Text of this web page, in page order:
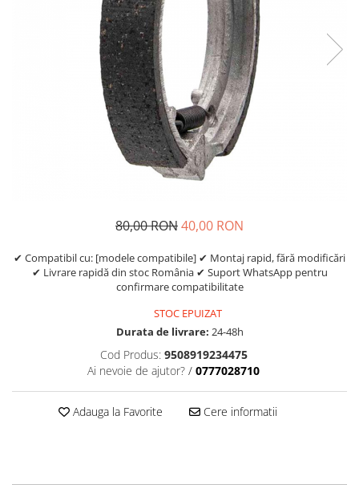
https://www.doctortrotineta.ro/lumini
https://www.doctortrotineta.ro/cadru
80,00 RON40,00 RON
✔ Compatibil cu: [modele compatibile] ✔ Montaj rapid, fără modificări
✔ Livrare rapidă din stoc România ✔ Suport WhatsApp pentru
confirmare compatibilitate
STOC EPUIZAT
Durata de livrare: 24-48h
Cod Produs: 9508919234475
Ai nevoie de ajutor? / 0777028710
Adauga la Favorite Cere informatii